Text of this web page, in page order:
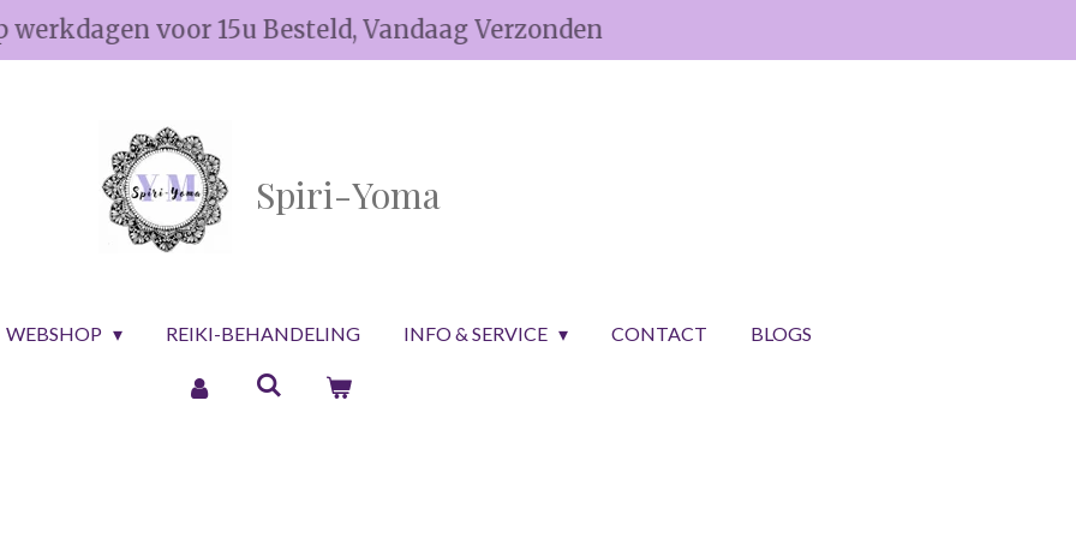
werkdagen voor 15u Besteld, Vandaag Verzonden
Spiri-Yoma
WEBSHOP REIKI-BEHANDELING INFO & SERVICE CONTACT BLOGS